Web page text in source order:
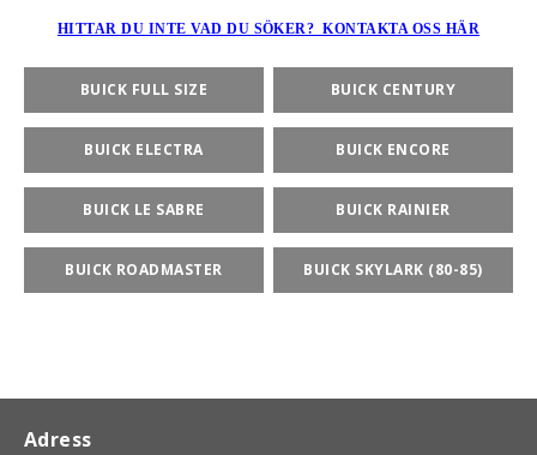
BUMPSTOPS, DAMASKER UNIVERSAL, DOMKRAFTS-
HITTAR DU INTE VAD DU SÖKER? KONTAKTA OSS HÄR
BUICK FULL SIZE BUICK CENTURY
BUICK ELECTRA BUICK ENCORE
BUICK LE SABRE BUICK RAINIER
BUICK ROADMASTER BUICK SKYLARK (80-85)
Adress